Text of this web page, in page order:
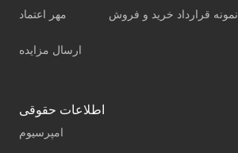
مهر اعتماد
ارسال مزایده
نمونه قرارداد خرید و فروش
اطلاعات حقوقی
امپرسیوم